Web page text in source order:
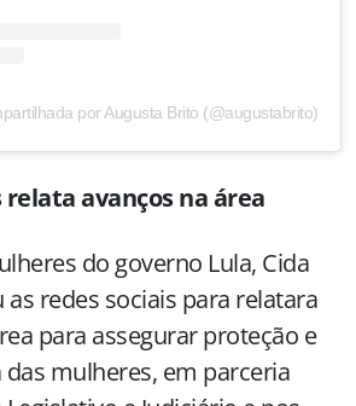
por Augusta Brito (@augustabrito)
relata avanços na área
do governo Lula, Cida
as redes sociais para relatara
para assegurar proteção e
das mulheres, em parceria